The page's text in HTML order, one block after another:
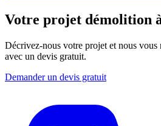
Votre projet démolition
Décrivez-nous votre projet et nous vous
avec un devis gratuit.
Demander un devis gratuit